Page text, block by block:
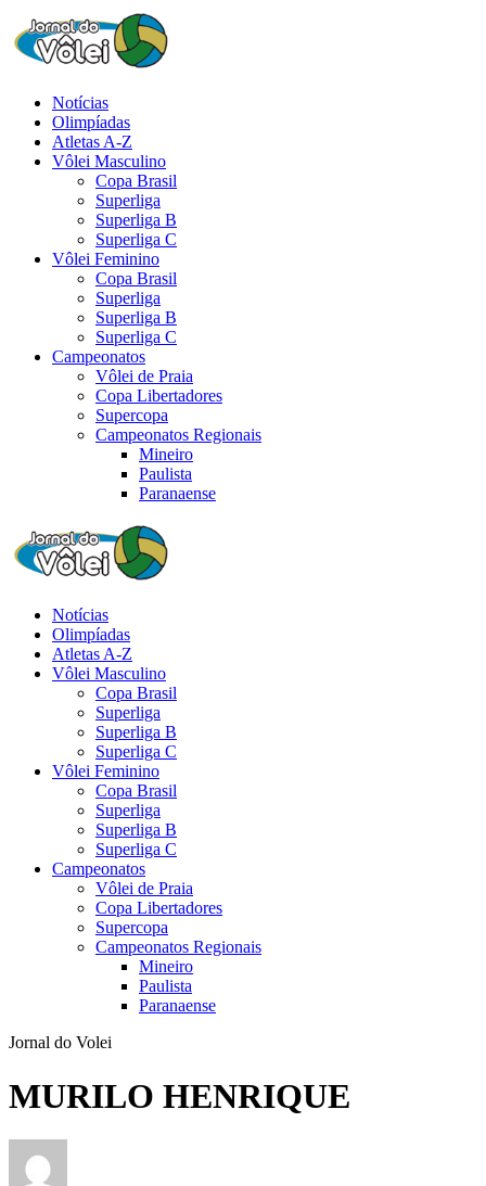
Notícias
Olimpíadas
Atletas A-Z
Vôlei Masculino
Copa Brasil
Superliga
Superliga B
Superliga C
Vôlei Feminino
Copa Brasil
Superliga
Superliga B
Superliga C
Campeonatos
Vôlei de Praia
Copa Libertadores
Supercopa
Campeonatos Regionais
Mineiro
Paulista
Paranaense
Notícias
Olimpíadas
Atletas A-Z
Vôlei Masculino
Copa Brasil
Superliga
Superliga B
Superliga C
Vôlei Feminino
Copa Brasil
Superliga
Superliga B
Superliga C
Campeonatos
Vôlei de Praia
Copa Libertadores
Supercopa
Campeonatos Regionais
Mineiro
Paulista
Paranaense
Jornal do Volei
MURILO HENRIQUE